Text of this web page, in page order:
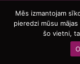
Kontakti
Par mums
Privātuma
Copyright
Mēs izmantojam
pieredzi mūsu
šo vietni,